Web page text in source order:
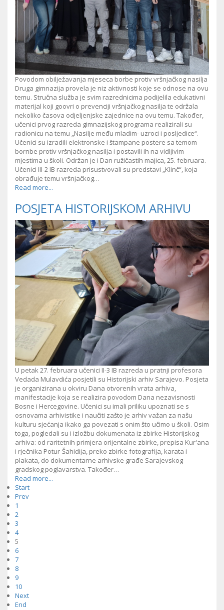
Povodom obilježavanja mjeseca borbe protiv vršnjačkog nasilja
Druga gimnazija provela je niz aktivnosti koje se odnose na ovu
temu. Stručna služba je svim razrednicima podijelila edukativni
materijal koji goovri o prevenciji vršnjačkog nasilja te održala
nekoliko časova odjeljenjske zajednice na ovu temu. Također,
učenici prvog razreda gimnazijskog programa realizirali su
radionicu na temu „Nasilje među mladim- uzroci i posljedice“.
Učenici su izradili elektronske i štampane postere sa temom
bornbe protiv vršnjačkog nasilja i postavili ih na vidljivim
mjestima u školi. Održan je i Dan ružičastih majica, 25. februara.
Učenici III-2 IB razreda prisustvovali su predstavi „Klinč“, koja
obrađuje temu vršnjačkog…
Read more...
POSJETA HISTORIJSKOM ARHIVU
U petak 27. februara učenici II-3 IB razreda u pratnji profesora
Vedada Mulavdića posjetili su Historijski arhiv Sarajevo. Posjeta
je organizirana u okviru Dana otvorenih vrata arhiva,
manifestacije koja se realizira povodom Dana nezavisnosti
Bosne i Hercegovine. Učenici su imali priliku upoznati se s
osnovama arhivistike i naučiti zašto je arhiv važan za našu
kulturu sjećanja ikako ga povezati s onim što učimo u školi. Osim
toga, pogledali su i izložbu dokumenata iz zbirke Historijskog
arhiva: od raritetnih primjera orijentalne zbirke, prepisa Kur'ana
i rječnika Potur-Šahidija, preko zbirke fotografija, karata i
plakata, do dokumentarne arhivske građe Sarajevskog
gradskog poglavarstva. Također…
Read more...
Start
Prev
1
2
3
4
5
6
7
8
9
10
Next
End